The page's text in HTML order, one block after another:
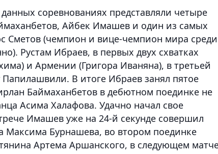
соревнованиях представляли четыре
Айбек Имашев и один из самых
Сметов (чемпион и вице-чемпион мира среди
Рустам Ибраев, в первых двух схватках
и Армении (Григора Иваняна), в третьей
В итоге Ибраев занял пятое
Баймаханбетов в дебютном поединке не
Асима Халафова. Удачно начал свое
Имашев уже на 24-й секунде совершил
Максима Бурнашева, во втором поединке
Артема Аршанского, в следующем